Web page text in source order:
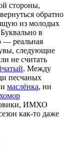
стороны,
обратно
из молодых
в
— реальная
следующие
не считать
. Между
песчаных
маслёнка, ни
ИМХО
как-то даже